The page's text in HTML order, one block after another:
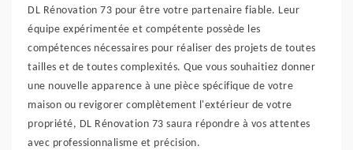
DL Rénovation 73 pour être votre partenaire fiable. Leur
équipe expérimentée et compétente possède les
compétences nécessaires pour réaliser des projets de toutes
tailles et de toutes complexités. Que vous souhaitiez donner
une nouvelle apparence à une pièce spécifique de votre
maison ou revigorer complètement l'extérieur de votre
propriété, DL Rénovation 73 saura répondre à vos attentes
avec professionnalisme et précision.